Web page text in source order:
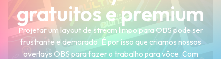
gratuitos e premium
Projetar um layout de stream limpo para OBS pode ser
frustrante e demorado. É por isso que criamos nossos
overlays OBS para fazer o trabalho para vôce. Com